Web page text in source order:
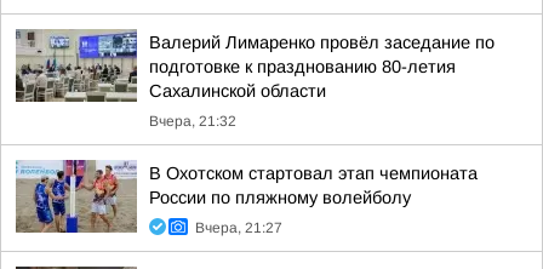
Валерий Лимаренко провёл заседание по
подготовке к празднованию 80-летия
Сахалинской области
Вчера, 21:32
В Охотском стартовал этап чемпионата
России по пляжному волейболу
Вчера, 21:27